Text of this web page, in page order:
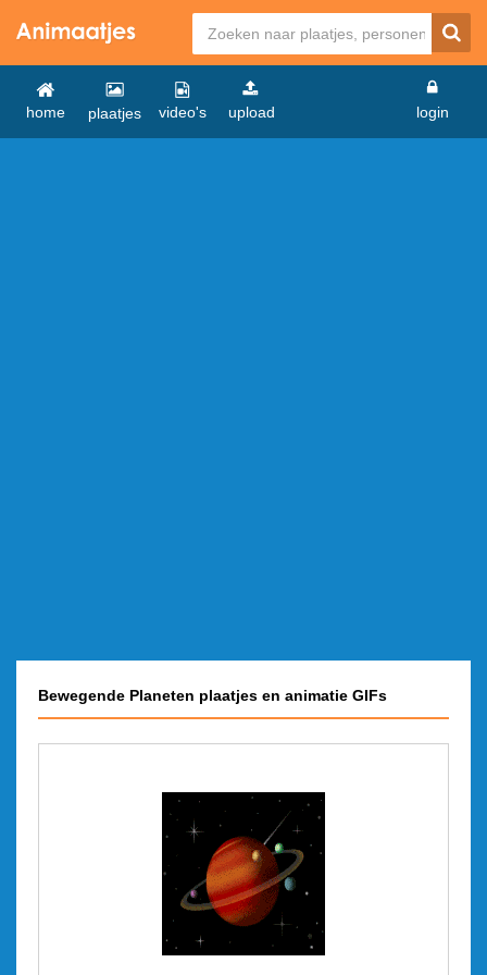
home plaatjes video's upload login
Bewegende Planeten plaatjes en animatie GIFs